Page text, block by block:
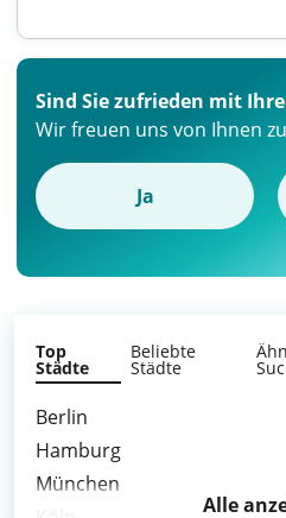
Sind Sie zufrieden mit
Wir freuen uns von Ihnen
Ja
Top
Städte
Beliebte
Städte
Berlin
Hamburg
München
Alle